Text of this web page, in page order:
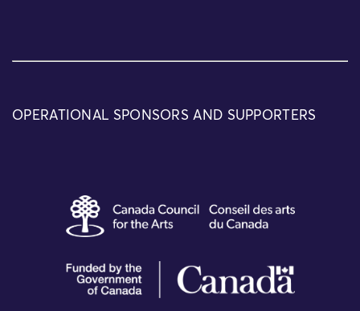
OPERATIONAL SPONSORS AND SUPPORTERS